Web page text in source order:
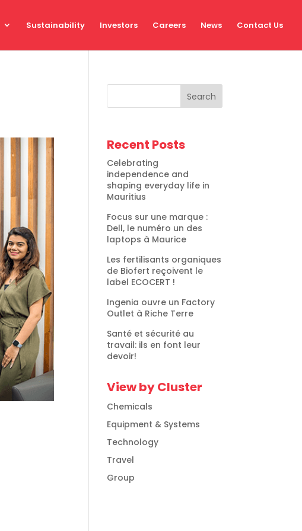
Sustainability Investors Careers News Contact Us
Search
Recent Posts
Celebrating
independence and
shaping everyday life in
Mauritius
Focus sur une marque :
Dell, le numéro un des
laptops à Maurice
Les fertilisants organiques
de Biofert reçoivent le
label ECOCERT !
Ingenia ouvre un Factory
Outlet à Riche Terre
Santé et sécurité au
travail: ils en font leur
devoir!
View by Cluster
Chemicals
Equipment & Systems
Technology
Travel
Group